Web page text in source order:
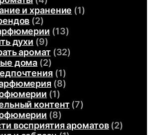
и хранение (1)
(2)
(13)
духи (9)
аромат(32)
дома (2)
(1)
(8)
(1)
контент(7)
(8)
восприятия ароматов(2)